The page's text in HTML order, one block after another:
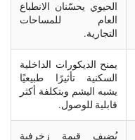
الحيوي يحسّنان الانطباع
العام للمساحات
التجارية.
يمنح الديكورات الداخلية
السكنية تأثيرًا طبيعيًا
يشبه اليشم وبتكلفة أكثر
قابلية للوصول.
يُضيف قيمة زخرفية